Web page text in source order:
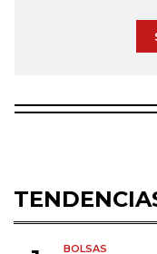
BOLSAS